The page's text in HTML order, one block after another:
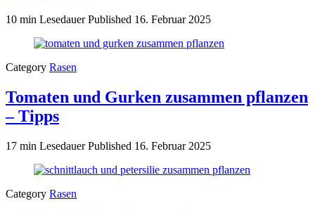
10 min LesedauerPublished 16. Februar 2025
Category Rasen
Tomaten und Gurken zusammen pflanzen
– Tipps
17 min LesedauerPublished 16. Februar 2025
Category Rasen